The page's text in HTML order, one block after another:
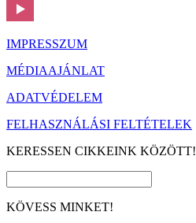
IMPRESSZUM
MÉDIAAJÁNLAT
ADATVÉDELEM
FELHASZNÁLÁSI FELTÉTELEK
KERESSEN CIKKEINK KÖZÖTT!
KÖVESS MINKET!